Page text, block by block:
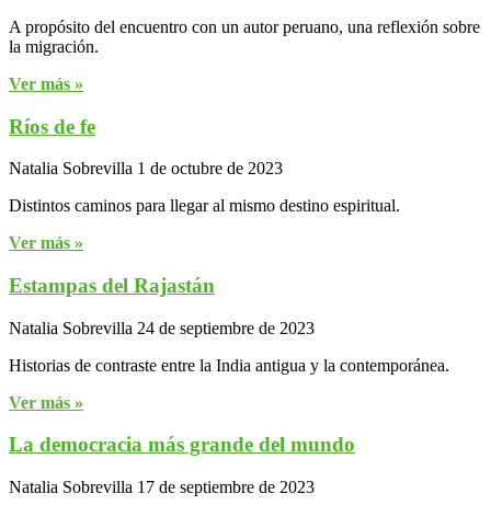
A propósito del encuentro con un autor peruano, una reflexión sobre
la migración.
Ver más »
Ríos de fe
Natalia Sobrevilla 1 de octubre de 2023
Distintos caminos para llegar al mismo destino espiritual.
Ver más »
Estampas del Rajastán
Natalia Sobrevilla 24 de septiembre de 2023
Historias de contraste entre la India antigua y la contemporánea.
Ver más »
La democracia más grande del mundo
Natalia Sobrevilla 17 de septiembre de 2023